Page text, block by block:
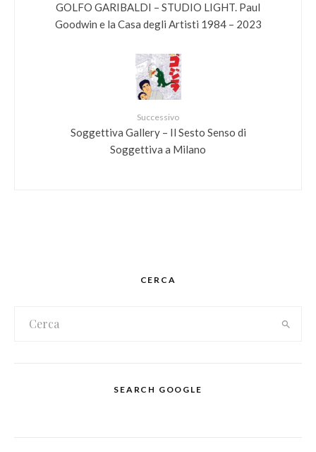
GOLFO GARIBALDI – STUDIO LIGHT. Paul
Goodwin e la Casa degli Artisti 1984 – 2023
Successivo
Soggettiva Gallery – Il Sesto Senso di
Soggettiva a Milano
CERCA
SEARCH GOOGLE